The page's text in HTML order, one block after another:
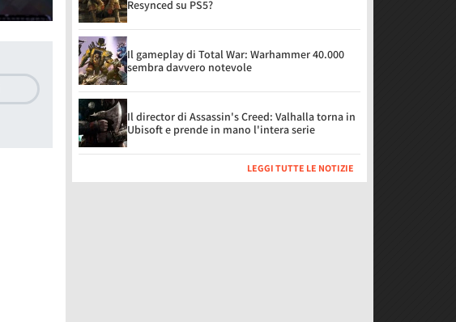
Resynced su PS5?
Il gameplay di Total War: Warhammer 40.000
sembra davvero notevole
Il director di Assassin's Creed: Valhalla torna in
Ubisoft e prende in mano l'intera serie
LEGGI TUTTE LE NOTIZIE